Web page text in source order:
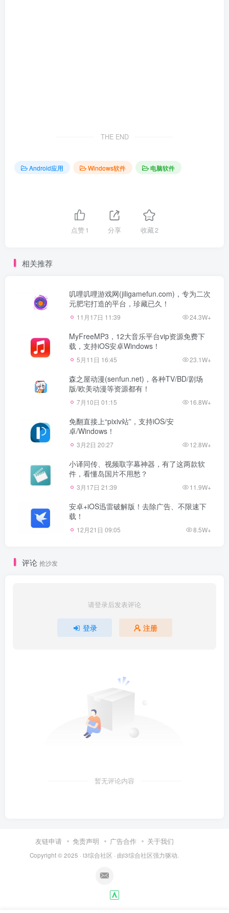
THE END
Android应用 Windows软件 电脑软件
点赞1 分享 收藏2
相关推荐
叽哩叽哩游戏网(jiligamefun.com)，专为二次
元肥宅打造的平台，珍藏已久！
11月17日 11:39 24.3W+
MyFreeMP3，12大音乐平台vip资源免费下
载，支持iOS安卓Windows！
5月11日 16:45 23.1W+
森之屋动漫(senfun.net)，各种TV/BD/剧场
版/欧美动漫等资源都有！
7月10日 01:15 16.8W+
免翻直接上“pixiv站”，支持iOS/安
卓/Windows！
3月2日 20:27 12.8W+
小译同传、视频取字幕神器，有了这两款软
件，看懂岛国片不用愁？
3月17日 21:39 11.9W+
安卓+iOS迅雷破解版！去除广告、不限速下
载！
12月21日 09:05 8.5W+
评论 抢沙发
请登录后发表评论
登录 注册
暂无评论内容
友链申请 免责声明 广告合作 关于我们
Copyright © 2025 · i3综合社区 · 由i3综合社区强力驱动.